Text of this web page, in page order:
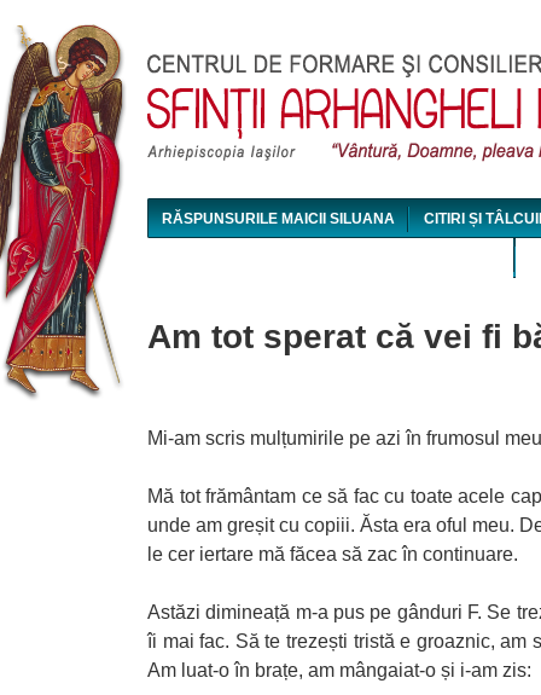
RĂSPUNSURILE MAICII SILUANA CITIRI ȘI
Am tot sperat că vei fi
Mi-am scris mulțumirile pe azi în frumosul
Mă tot frământam ce să fac cu toate acele
unde am greșit cu copiii. Ăsta era oful meu.
le cer iertare mă făcea să zac în continuare.
Astăzi dimineață m-a pus pe gânduri F. Se
îi mai fac. Să te trezești tristă e groaznic, am
Am luat-o în brațe, am mângaiat-o și i-am zis: